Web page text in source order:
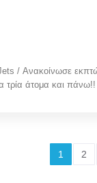
/ Ανακοίνωσε
τρία άτομα και
1 2